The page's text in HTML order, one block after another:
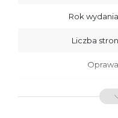
Rok
Liczba